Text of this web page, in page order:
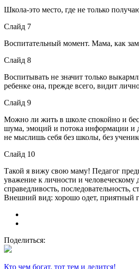
Школа-это место, где не только
Слайд 7
Воспитательный момент. Мама, как
Слайд 8
Воспитывать не значит только
ребенке она, прежде всего, видит
Слайд 9
Можно ли жить в школе спокойно и
шума, эмоций и потока информации и
не мыслишь себя без школы, без
Слайд 10
Такой я вижу свою маму! Педагог
уважение к личности и человеческому
справедливость, последовательность,
Внешний вид: хорошо одет, приятный
Поделиться:
Кто чем богат, тот тем и делится!